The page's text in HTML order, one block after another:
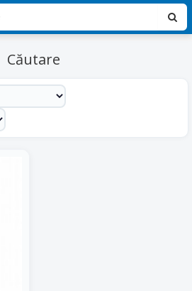
Căutare